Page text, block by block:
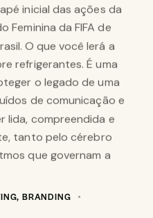
,BRANDING